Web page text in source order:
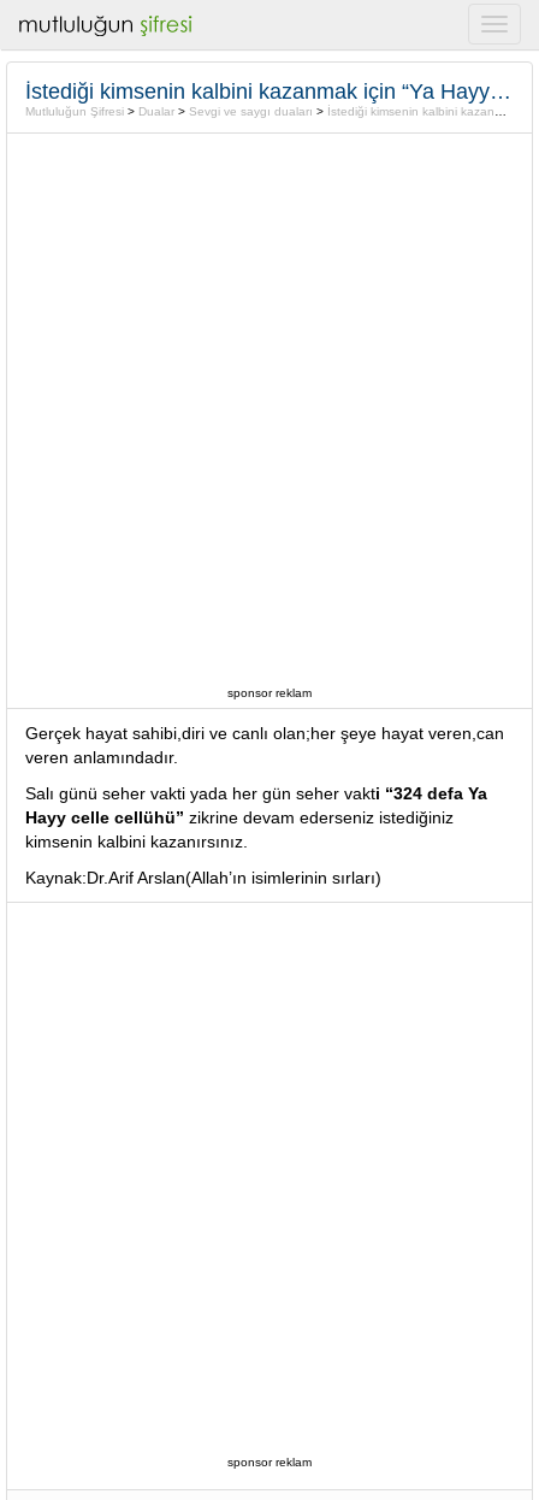
İstediği kimsenin kalbini kazanmak için “Ya Hayy c.c”
Mutluluğun Şifresi > Dualar > Sevgi ve saygı duaları > İstediği kimsenin kalbini kazanmak için “Ya Hayy c.c”
sponsor reklam
Gerçek hayat sahibi,diri ve canlı olan;her şeye hayat veren,can
veren anlamındadır.
Salı günü seher vakti yada her gün seher vakti “324 defa Ya
Hayy celle cellühü” zikrine devam ederseniz istediğiniz
kimsenin kalbini kazanırsınız.
Kaynak:Dr.Arif Arslan(Allah’ın isimlerinin sırları)
sponsor reklam